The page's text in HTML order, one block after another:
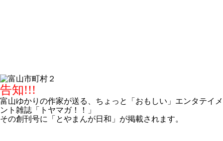
告知!!!
富山ゆかりの作家が送る、ちょっと「おもしい」エンタテイメ
ント雑誌「トヤマガ！！」
その創刊号に「とやまんが日和」が掲載されます。